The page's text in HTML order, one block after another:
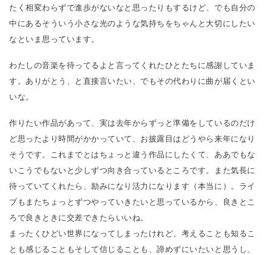
たく相変わらずで進歩がないなと思ったりもするけど、でも自分の
中にあるそういう小さな光のような気持ちをちゃんと大切にしたい
なといま思っています。
わたしの音楽を待ってるよと言ってくれたひとたちに感謝していま
す。ありがとう、と直接言いたい、でもその代わりに曲が届くとい
いな。
作りたい作品があって、実は去年からずっと準備をしているのだけ
ど思ったより時間がかかっていて、お披露目はどうやら来年になり
そうです。これまでとはちょっと違う作品にしたくて、ああでもな
いこうでもないと少しずつ向き合っているところです。また気長に
待っていてくれたら、励みになり活力になります（本当に）。ライ
ブもまたちょっとずつやっていきたいと思っているから、良きとこ
ろで良きときに交差できたらいいね。
まったくひどい世界になってしまったけれど、考えることも知るこ
とも感じることもそして信じることも、諦めずにいたいと思うし、